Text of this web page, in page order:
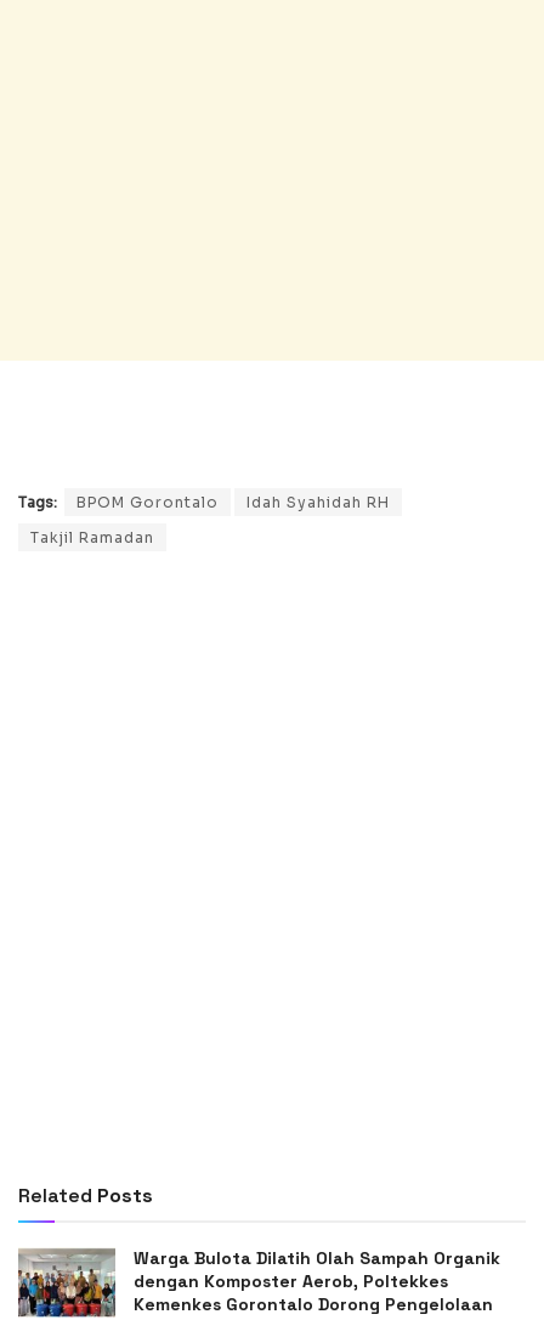
Tags: BPOM Gorontalo
Idah Syahidah RH
Takjil Ramadan
Related Posts
Warga Bulota Dilatih Olah Sampah Organik
dengan Komposter Aerob, Poltekkes
Kemenkes Gorontalo Dorong Pengelolaan